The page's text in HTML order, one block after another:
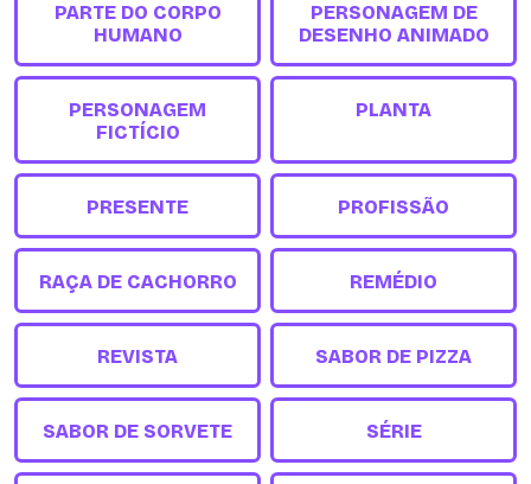
PARTE DO CORPO
HUMANO
PERSONAGEM DE
DESENHO ANIMADO
PERSONAGEM
FICTÍCIO
PLANTA
PRESENTE PROFISSÃO
RAÇA DE CACHORRO REMÉDIO
REVISTA SABOR DE PIZZA
SABOR DE SORVETE SÉRIE